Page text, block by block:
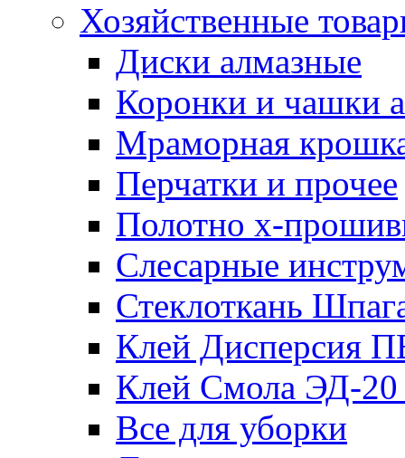
Хозяйственные
Диски алмазные
Коронки и чашки
Мраморная
Перчатки и прочее
Полотно х-
Слесарные
Стеклоткань
Клей Дисперсия
Клей Смола ЭД-20
Все для уборки